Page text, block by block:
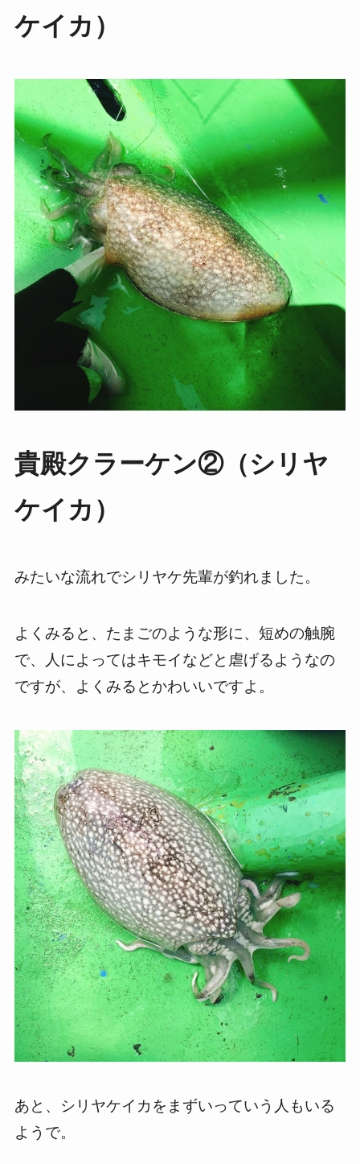
ケイカ）
貴殿クラーケン②（シリヤ
ケイカ）
みたいな流れでシリヤケ先輩が釣れました。
よくみると、たまごのような形に、短めの触腕
で、人によってはキモイなどと虐げるようなの
ですが、よくみるとかわいいですよ。
あと、シリヤケイカをまずいっていう人もいる
ようで。